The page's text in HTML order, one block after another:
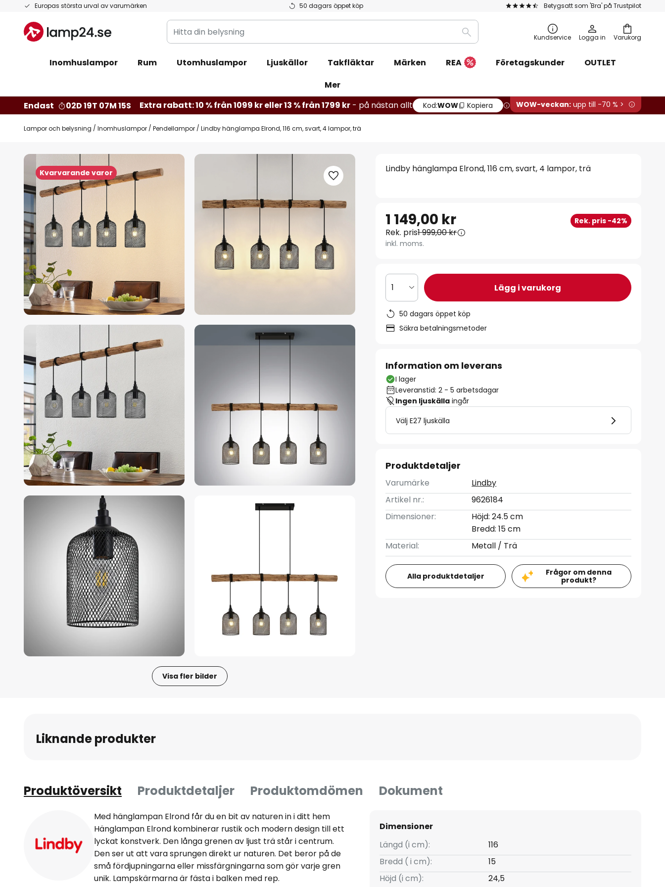
Europas största urval av varumärken 50 dagars öppet köp Betygsatt som 'Bra' på Trustpilot
Hoppa
innehållet
Varukorg
Hitta
din
Sök Kundservice Logga in
Inomhuslampor Rum Utomhuslampor Ljuskällor Takfläktar Märken REA Företagskunder
OUTLET
Mer
Endast
02D 19T 07M 15S Extra rabatt: 10 % från 1099 kr eller 13 % från 1799 kr - på nästan allt Kod:WOW Kopiera WOW-veckan: upp till -70 % >
Lampor och belysning Inomhuslampor Pendellampor Lindby hänglampa Elrond, 116 cm, svart, 4 lampor, trä
Kvarvarande varor
Hoppa
slutet
av
bildgalleriet
Visa fler bilder
bildgalleriet
Lindby hänglampa Elrond, 116 cm, svart, 4 lampor, trä
1 149,00 kr Rek. pris -42%
Rek. pris1 999,00 kr
inkl. moms.
1 Lägg i varukorg
50 dagars öppet köp
Säkra betalningsmetoder
Information om leverans
I lager
Leveranstid: 2 - 5 arbetsdagar
Ingen ljuskälla ingår
Välj E27 ljuskälla
Produktdetaljer
Varumärke
Lindby
Artikel nr.:
9626184
Dimensioner:
Höjd: 24.5 cm
Bredd: 15 cm
Material:
Metall / Trä
Alla produktdetaljer
Frågor om denna
produkt?
Liknande produkter
Produktöversikt Produktdetaljer Produktomdömen Dokument
Med hänglampan Elrond får du en bit av naturen in i ditt hem
Hänglampan Elrond kombinerar rustik och modern design till ett
lyckat konstverk. Den långa grenen av ljust trä står i centrum.
Den ser ut att vara sprungen direkt ur naturen. Det beror på de
små fördjupningarna eller missfärgningarna som gör varje gren
unik. Lampskärmarna är fästa i balken med rep.
Dimensioner
Längd (i cm):
116
Bredd ( i cm):
15
Höjd (i cm):
24,5